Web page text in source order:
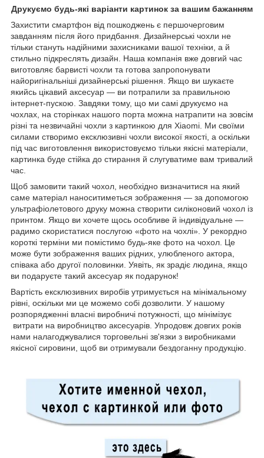
Друкуємо будь-які варіанти картинок за вашим бажанням
Захистити смартфон від пошкоджень є першочерговим
завданням після його придбання. Дизайнерські чохли не
тільки стануть надійними захисниками вашої техніки, а й
стильно підкреслять дизайн. Наша компанія вже довгий час
виготовляє барвисті чохли та готова запропонувати
найоригінальніші дизайнерські рішення. Якщо ви шукаєте
якийсь цікавий аксесуар — ви потрапили за правильною
інтернет-пускою. Завдяки тому, що ми самі друкуємо на
чохлах, на сторінках нашого порта можна натрапити на зовсім
різні та незвичайні чохли з картинкою для Xiaomi. Ми своїми
силами створимо ексклюзивні чохли високої якості, а оскільки
під час виготовлення використовуємо тільки якісні матеріали,
картинка буде стійка до стирання й слугуватиме вам тривалий
час.
Щоб замовити такий чохол, необхідно визначитися на який
саме матеріал наноситиметься зображення — за допомогою
ультрафіолетового друку можна створити силіконовий чохол із
принтом. Якщо ви хочете щось особливе й індивідуальне —
радимо скористатися послугою «фото на чохлі». У рекордно
короткі терміни ми помістимо будь-яке фото на чохол. Це
може бути зображення ваших рідних, улюбленого актора,
співака або другої половинки. Уявіть, як зрадіє людина, якщо
ви подаруєте такий аксесуар як подарунок!
Вартість ексклюзивних виробів утримується на мінімальному
рівні, оскільки ми це можемо собі дозволити. У нашому
розпорядженні власні виробничі потужності, що мінімізує
витрати на виробництво аксесуарів. Упродовж довгих років
нами налагоджувалися торговельні зв'язки з виробниками
якісної сировини, щоб ви отримували бездоганну продукцію.